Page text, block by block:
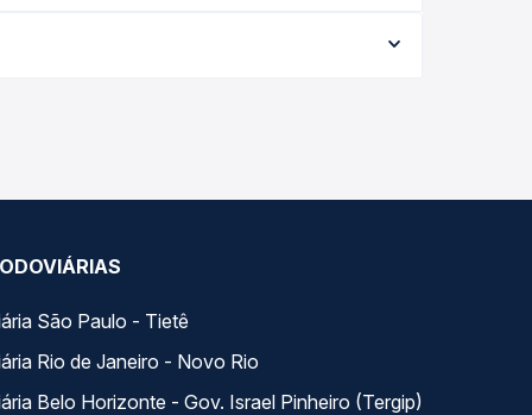
real e garante a melhor oferta para o seu
São Paulo - Tietê
Rio de Janeiro - Novo Rio
Belo Horizonte - Gov. Israel Pinheiro (Tergip)